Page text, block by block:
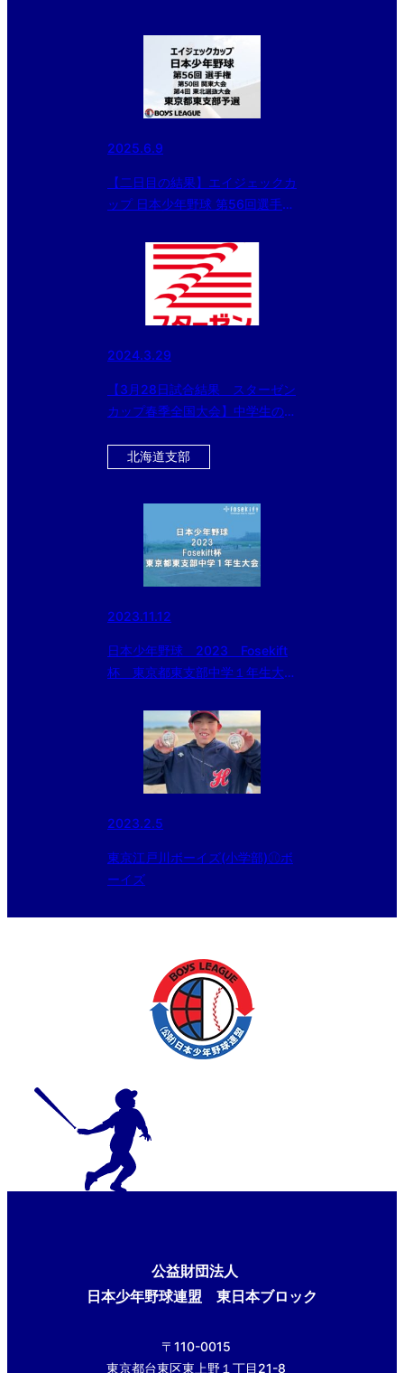
2025.6.9
【二日目の結果】エイジェックカ
ップ 日本少年野球 第56回選手権
北選抜大会 東京都東支部予選
2024.3.29
【3月28日試合結果 スターゼン
カップ春季全国大会】中学生の部
4が出揃う！！
北海道支部
2023.11.12
日本少年野球 2023 Fosekift
杯 東京都東支部中学１年生大会
2023.2.5
東京江戸川ボーイズ(小学部)⚾︎ボ
ーイズ
公益財団法人
日本少年野球連盟 東日本ブロック
〒110-0015
東京都台東区東上野１丁目21-8